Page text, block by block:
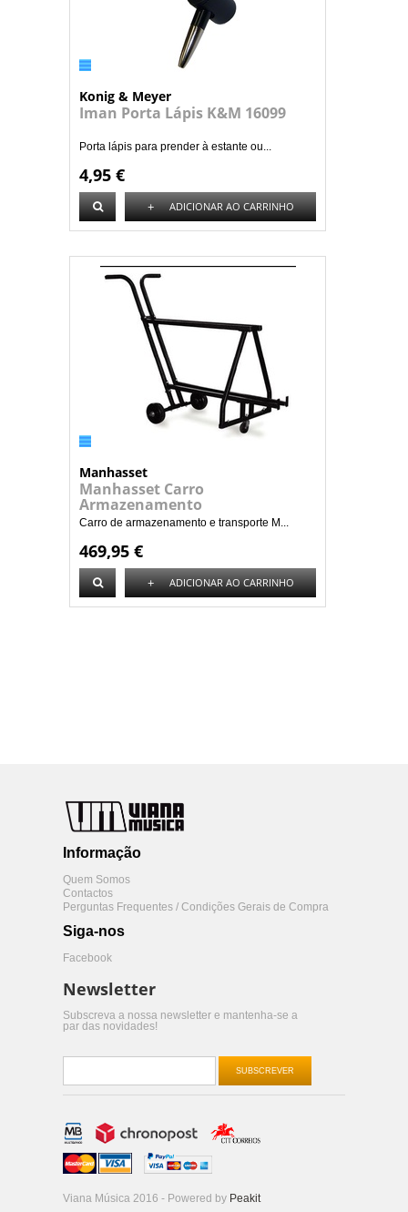
Konig & Meyer
Iman Porta Lápis K&M 16099
Porta lápis para prender à estante ou...
4,95 €
+ ADICIONAR AO CARRINHO
Manhasset
Manhasset Carro
Armazenamento
Carro de armazenamento e transporte M...
469,95 €
+ ADICIONAR AO CARRINHO
Informação
Quem Somos
Contactos
Perguntas Frequentes / Condições Gerais de Compra
Siga-nos
Facebook
Newsletter
Subscreva a nossa newsletter e mantenha-se a
par das novidades!
SUBSCREVER
Viana Música 2016 - Powered by Peakit